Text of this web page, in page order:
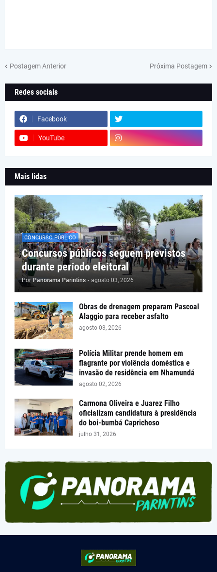
Postagem Anterior Próxima Postagem
Redes sociais
Facebook
YouTube
Mais lidas
CONCURSO PÚBLICO
Concursos públicos seguem previstos
durante período eleitoral
Por Panorama Parintins - agosto 03, 2026
Obras de drenagem preparam Pascoal
Alaggio para receber asfalto
agosto 03, 2026
Polícia Militar prende homem em
flagrante por violência doméstica e
invasão de residência em Nhamundá
agosto 02, 2026
Carmona Oliveira e Juarez Filho
oficializam candidatura à presidência
do boi-bumbá Caprichoso
julho 31, 2026